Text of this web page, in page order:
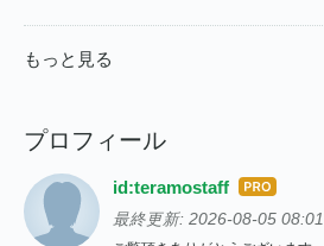
もっと見る
プロフィール
id:teramostaff はて
なブ
最終更新: 2026-08-05 08:01